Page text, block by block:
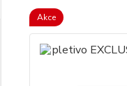
Akce